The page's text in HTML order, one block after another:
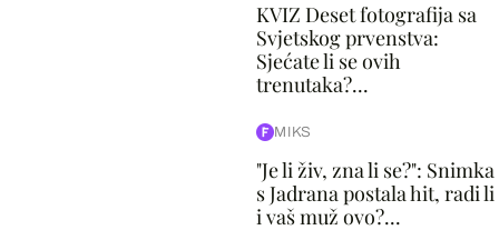
KVIZ Deset fotografija sa
Svjetskog prvenstva:
Sjećate li se ovih
trenutaka?...
MIKS
"Je li živ, zna li se?": Snimka
s Jadrana postala hit, radi li
i vaš muž ovo?...